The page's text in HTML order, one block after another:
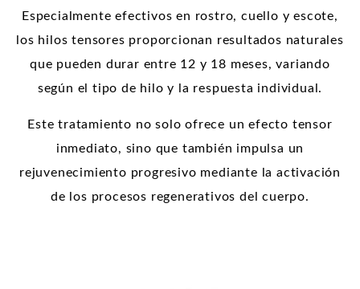
Especialmente efectivos en rostro, cuello y escote,
los hilos tensores proporcionan resultados naturales
que pueden durar entre 12 y 18 meses, variando
según el tipo de hilo y la respuesta individual.
Este tratamiento no solo ofrece un efecto tensor
inmediato, sino que también impulsa un
rejuvenecimiento progresivo mediante la activación
de los procesos regenerativos del cuerpo.